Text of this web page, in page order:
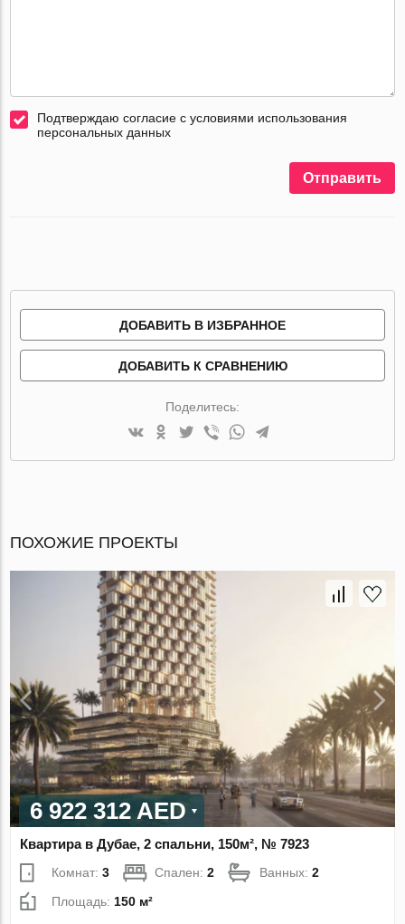
Подтверждаю согласие с условиями использования
персональных данных
Отправить
ДОБАВИТЬ В ИЗБРАННОЕ
ДОБАВИТЬ К СРАВНЕНИЮ
Поделитесь:
ПОХОЖИЕ ПРОЕКТЫ
6 922 312 AED
Квартира в Дубае, 2 спальни, 150м², № 7923
Комнат:3 Спален:2 Ванных:2
Площадь:150 м²